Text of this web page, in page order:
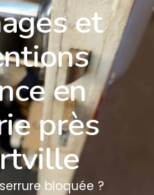
et
en
près
bloquée ?